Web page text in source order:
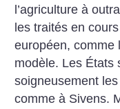
l’agriculture à
les traités en
européen, comme
modèle. Les États
soigneusement
comme à Sivens.